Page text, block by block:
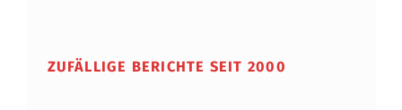
ZUFÄLLIGE BERICHTE SEIT 2000